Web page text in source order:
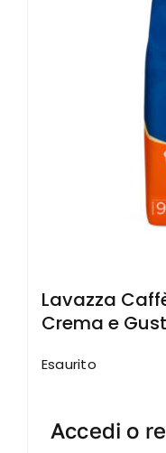
Lavazza
Crema e
Esaurito
Accedi o